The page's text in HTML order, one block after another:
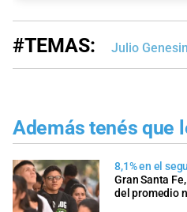
#TEMAS: Julio
Además tenés que
8,1% en el
Gran Santa
del promedio